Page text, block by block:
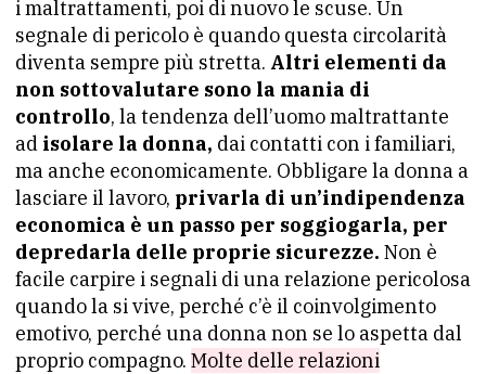
i maltrattamenti, poi di nuovo le scuse. Un
segnale di pericolo è quando questa circolarità
diventa sempre più stretta. Altri elementi da
non sottovalutare sono la mania di
controllo, la tendenza dell’uomo maltrattante
ad isolare la donna, dai contatti con i familiari,
ma anche economicamente. Obbligare la donna a
lasciare il lavoro, privarla di un’indipendenza
economica è un passo per soggiogarla, per
depredarla delle proprie sicurezze. Non è
facile carpire i segnali di una relazione pericolosa
quando la si vive, perché c’è il coinvolgimento
emotivo, perché una donna non se lo aspetta dal
proprio compagno. Molte delle relazioni